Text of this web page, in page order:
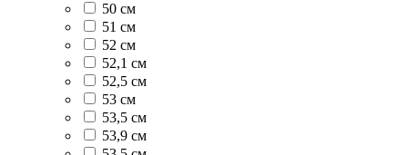
50 см
51 см
52 см
52,1 см
52,5 см
53 см
53,5 см
53,9 см